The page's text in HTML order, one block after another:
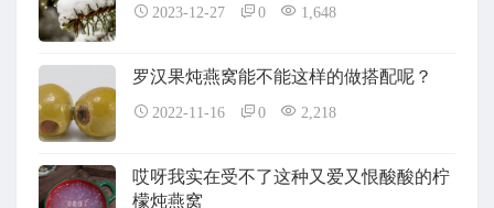
2023-12-27 0 1,648
罗汉果炖燕窝能不能这样的做搭配呢？
2022-11-16 0 2,218
哎呀我实在受不了这种又爱又恨酸酸的柠
檬炖燕窝